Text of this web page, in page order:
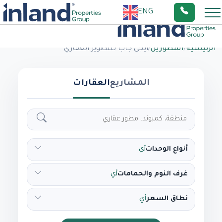
ENG
الرئيسية/المطورين/ايجي جاب للتطوير العقاري
المشاريعالعقارات
أنواع الوحداتأي
غرف النوم والحماماتأي
نطاق السعرأي